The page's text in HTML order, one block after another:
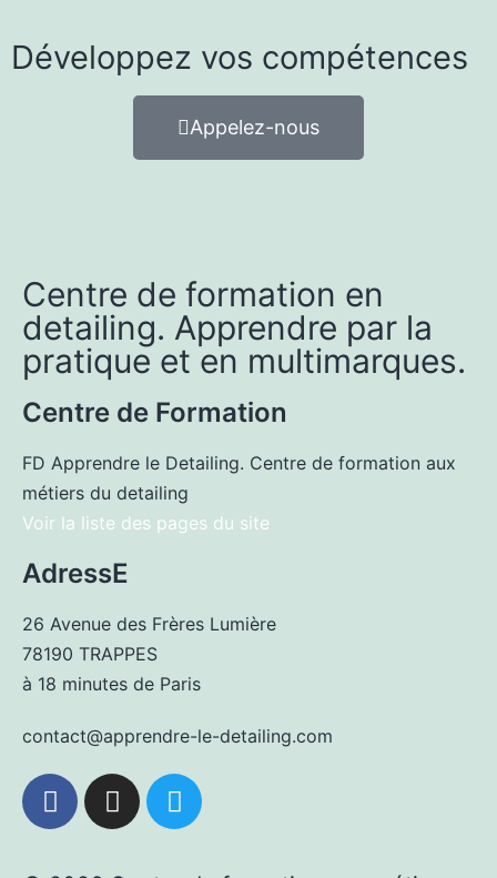
Développez vos compétences
Appelez-nous
Centre de formation en
detailing. Apprendre par la
pratique et en multimarques.
Centre de Formation
FD Apprendre le Detailing. Centre de formation aux
métiers du detailing
Voir la liste des pages du site
AdressE
26 Avenue des Frères Lumière
78190 TRAPPES
à 18 minutes de Paris
contact@apprendre-le-detailing.com